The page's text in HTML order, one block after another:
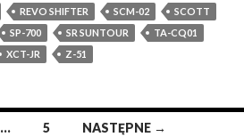
REVO SHIFTER SCM-02
SCOTT
SP-700 SR SUNTOUR
TA-CQ01
XCT-JR Z-51
… 5 NASTĘPNE →